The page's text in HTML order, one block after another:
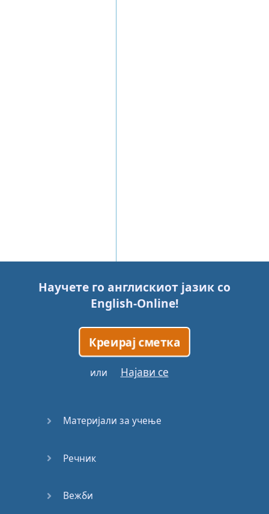
Научете го англискиот јазик со
English-Online!
Креирај сметка
или Најави се
Материјали за учење
Речник
Вежби